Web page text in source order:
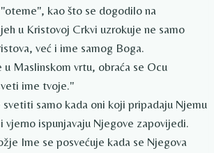
kao što se dogodilo na
u Kristovoj Crkvi uzrokuje ne samo
već i ime samog Boga.
u Maslinskom vrtu, obraća se Ocu
ime tvoje."
samo kada oni koji pripadaju Njemu
vjerno ispunjavaju Njegove zapovijedi.
Ime se posvećuje kada se Njegova